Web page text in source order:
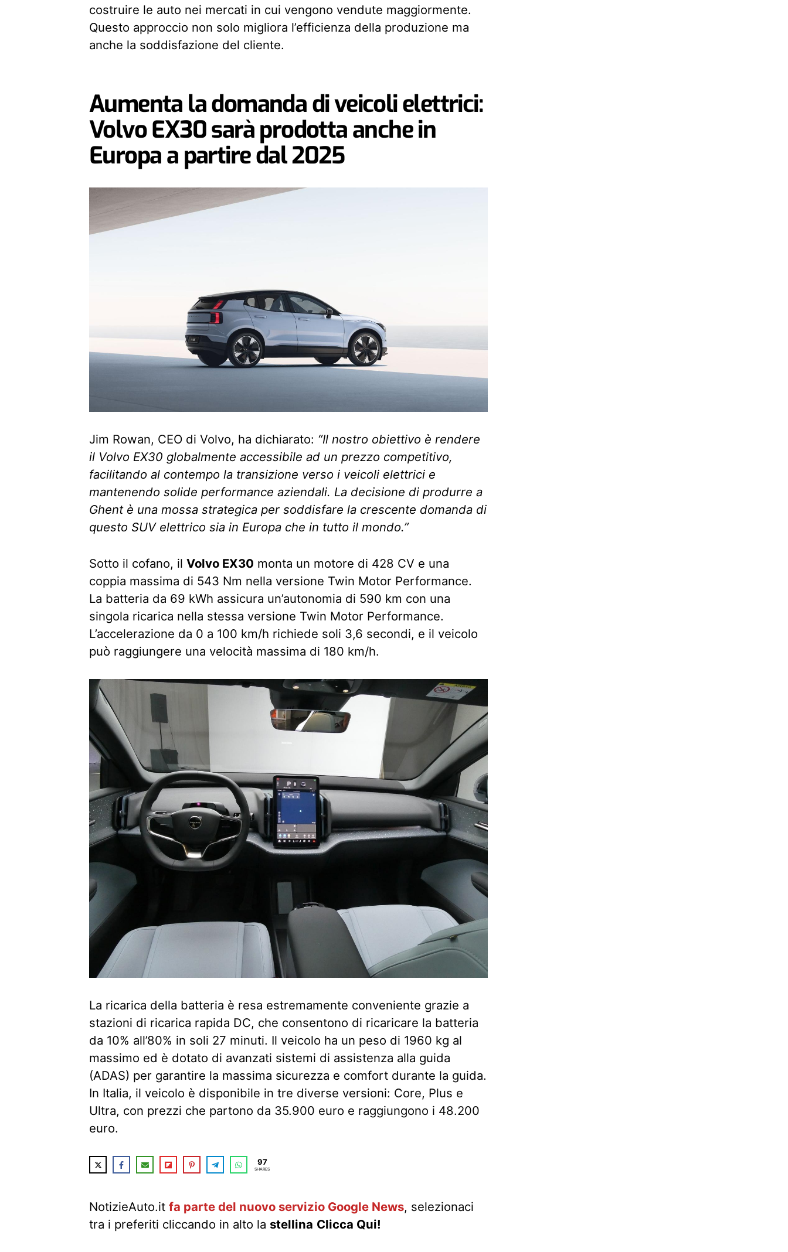
costruire le auto nei mercati in cui vengono vendute maggiormente.
Questo approccio non solo migliora l’efficienza della produzione ma
anche la soddisfazione del cliente.
Aumenta la domanda di veicoli elettrici:
Volvo EX30 sarà prodotta anche in
Europa a partire dal 2025
Jim Rowan, CEO di Volvo, ha dichiarato: “Il nostro obiettivo è rendere
il Volvo EX30 globalmente accessibile ad un prezzo competitivo,
facilitando al contempo la transizione verso i veicoli elettrici e
mantenendo solide performance aziendali. La decisione di produrre a
Ghent è una mossa strategica per soddisfare la crescente domanda di
questo SUV elettrico sia in Europa che in tutto il mondo.”
Sotto il cofano, il Volvo EX30 monta un motore di 428 CV e una
coppia massima di 543 Nm nella versione Twin Motor Performance.
La batteria da 69 kWh assicura un’autonomia di 590 km con una
singola ricarica nella stessa versione Twin Motor Performance.
L’accelerazione da 0 a 100 km/h richiede soli 3,6 secondi, e il veicolo
può raggiungere una velocità massima di 180 km/h.
La ricarica della batteria è resa estremamente conveniente grazie a
stazioni di ricarica rapida DC, che consentono di ricaricare la batteria
da 10% all’80% in soli 27 minuti. Il veicolo ha un peso di 1960 kg al
massimo ed è dotato di avanzati sistemi di assistenza alla guida
(ADAS) per garantire la massima sicurezza e comfort durante la guida.
In Italia, il veicolo è disponibile in tre diverse versioni: Core, Plus e
Ultra, con prezzi che partono da 35.900 euro e raggiungono i 48.200
euro.
97
SHARES
NotizieAuto.it fa parte del nuovo servizio Google News, selezionaci
tra i preferiti cliccando in alto la stellina Clicca Qui!